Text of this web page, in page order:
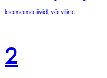
loomamotiivid, värviline
2